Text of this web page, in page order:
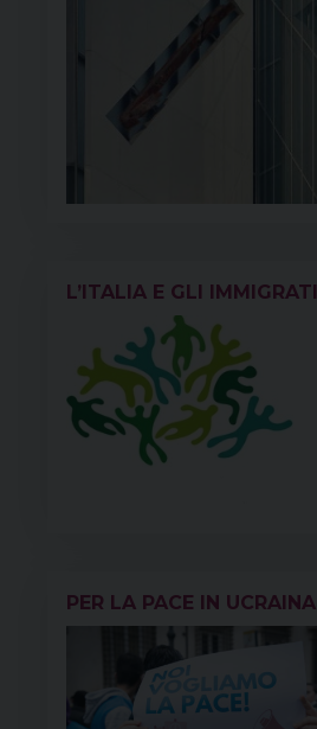
L’ITALIA E GLI IMMIGRATI
PER LA PACE IN UCRAINA